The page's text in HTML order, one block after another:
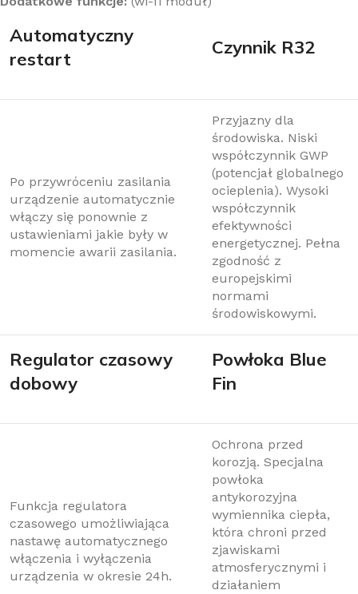
Аutomatyczny
restart
Czynnik R32
Po przywróceniu zasilania
urządzenie automatycznie
włączy się ponownie z
ustawieniami jakie były w
momencie awarii zasilania.
Przyjazny dla
środowiska. Niski
współczynnik GWP
(potencjał globalnego
ocieplenia). Wysoki
współczynnik
efektywności
energetycznej. Pełna
zgodność z
europejskimi
normami
środowiskowymi.
Regulator czasowy
dobowy
Powłoka Blue
Fin
Funkcja regulatora
czasowego umożliwiająca
nastawę automatycznego
włączenia i wyłączenia
urządzenia w okresie 24h.
Ochrona przed
korozją. Specjalna
powłoka
antykorozyjna
wymiennika ciepła,
która chroni przed
zjawiskami
atmosferycznymi i
działaniem